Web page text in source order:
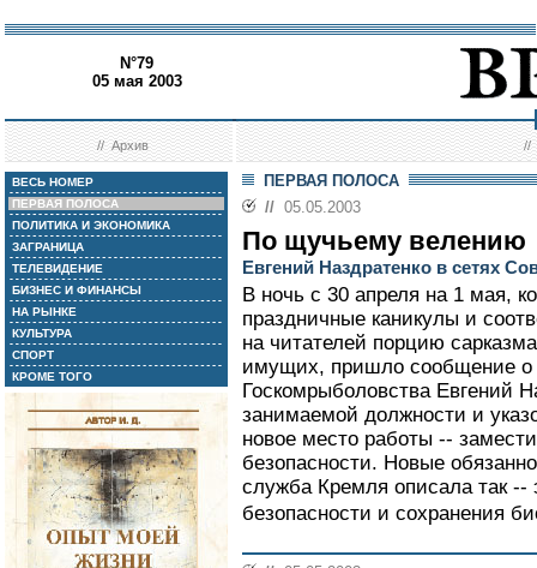
N°79
05 мая 2003
//Архив //
ВЕСЬ НОМЕР
ПЕРВАЯ ПОЛОСА
ПОЛИТИКА И ЭКОНОМИКА
ЗАГРАНИЦА
ТЕЛЕВИДЕНИЕ
БИЗНЕС И ФИНАНСЫ
НА РЫНКЕ
КУЛЬТУРА
СПОРТ
КРОМЕ ТОГО
ПЕРВАЯ ПОЛОСА
// 05.05.2003
По щучьему велению
Евгений Наздратенко в сетях
В ночь с 30 апреля на 1 мая,
праздничные каникулы и
на читателей порцию
имущих, пришло сообщение о
Госкомрыболовства Евгений
занимаемой должности и
новое место работы --
безопасности. Новые
служба Кремля описала так --
безопасности и сохранения